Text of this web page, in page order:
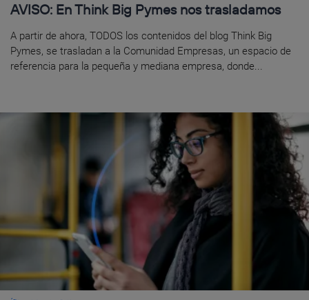
AVISO: En Think Big Pymes nos trasladamos
A partir de ahora, TODOS los contenidos del blog Think Big
Pymes, se trasladan a la Comunidad Empresas, un espacio de
referencia para la pequeña y mediana empresa, donde...